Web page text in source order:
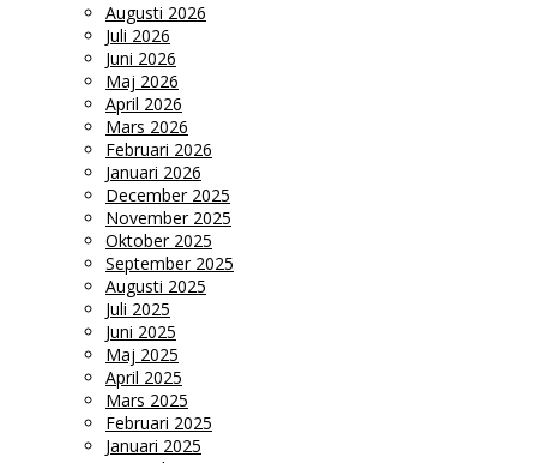
Augusti 2026
Juli 2026
Juni 2026
Maj 2026
April 2026
Mars 2026
Februari 2026
Januari 2026
December 2025
November 2025
Oktober 2025
September 2025
Augusti 2025
Juli 2025
Juni 2025
Maj 2025
April 2025
Mars 2025
Februari 2025
Januari 2025